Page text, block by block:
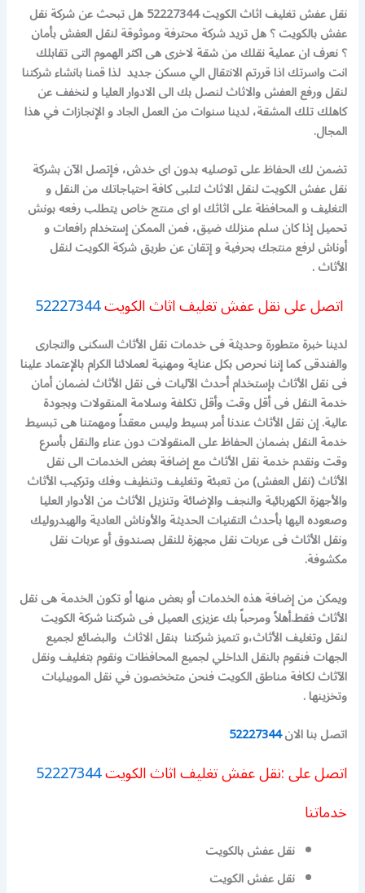
نقل عفش تغليف اثاث الكويت 52227344 هل تبحث عن شركة نقل
عفش بالكويت ؟ هل تريد شركة محترفة وموثوقة لنقل العفش بأمان
؟ نعرف ان عملية نقلك من شقة لاخرى هى اكثر الهموم التى تقابلك
انت واسرتك اذا قررتم الانتقال الي مسكن جديد لذا قمنا بانشاء شركتنا
لنقل ورفع العفش والاثاث لنصل بك الى الادوار العليا و لنخفف عن
كاهلك تلك المشقة، لدينا سنوات من العمل الجاد و الإنجازات في هذا
المجال.
تضمن لك الحفاظ على توصليه بدون اى خدش، فإتصل الآن بشركة
نقل عفش الكويت لنقل الاثاث لتلبى كافة احتياجاتك من النقل و
التغليف و المحافظة على اثاثك او اى منتج خاص يتطلب رفعه بونش
تحميل إذا كان سلم منزلك ضيق، فمن الممكن إستخدام رافعات و
أوناش لرفع منتجك بحرفية و إتقان عن طريق شركة الكويت لنقل
الأثاث .
اتصل على نقل عفش تغليف اثاث الكويت52227344
لدينا خبرة متطورة وحديثة فى خدمات نقل الأثاث السكنى والتجارى
والفندقى كما إننا نحرص بكل عناية ومهنية لعملائنا الكرام بالإعتماد علينا
فى نقل الأثاث بإستخدام أحدث الآليات فى نقل الأثاث لضمان أمان
خدمة النقل فى أقل وقت وأقل تكلفة وسلامة المنقولات وبجودة
عالية. إن نقل الأثاث عندنا أمر بسيط وليس معقداً ومهمتنا هى تبسيط
خدمة النقل بضمان الحفاظ على المنقولات دون عناء والنقل بأسرع
وقت ونقدم خدمة نقل الأثاث مع إضافة بعض الخدمات الى نقل
الأثاث (نقل العفش) من تعبئة وتغليف وتنظيف وفك وتركيب الأثاث
والأجهزة الكهربائية والنجف والإضائة وتنزيل الأثاث من الأدوار العليا
وصعوده اليها بأحدث التقنيات الحديثة والأوناش العادية والهيدروليك
ونقل الأثاث فى عربات نقل مجهزة للنقل بصندوق أو عربات نقل
مكشوفة.
ويمكن من إضافة هذه الخدمات أو بعض منها أو تكون الخدمة هى نقل
الأثاث فقط.أهلاً ومرحباً بك عزيزى العميل فى شركتنا شركة الكويت
لنقل وتغليف الأثاث،و تتميز شركتنا بنقل الاثاث والبضائع لجميع
الجهات فنقوم بالنقل الداخلي لجميع المحافظات ونقوم بتغليف ونقل
الآثاث لكافة مناطق الكويت فنحن متخخصون في نقل الموبيليات
وتخزينها .
اتصل بنا الان52227344
اتصل على :نقل عفش تغليف اثاث الكويت52227344
خدماتنا
نقل عفش بالكويت
نقل عفش الكويت